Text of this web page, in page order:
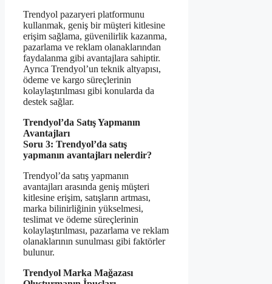
Trendyol pazaryeri platformunu
kullanmak, geniş bir müşteri kitlesine
erişim sağlama, güvenilirlik kazanma,
pazarlama ve reklam olanaklarından
faydalanma gibi avantajlara sahiptir.
Ayrıca Trendyol’un teknik altyapısı,
ödeme ve kargo süreçlerinin
kolaylaştırılması gibi konularda da
destek sağlar.
Trendyol’da Satış Yapmanın
Avantajları
Soru 3: Trendyol’da satış
yapmanın avantajları nelerdir?
Trendyol’da satış yapmanın
avantajları arasında geniş müşteri
kitlesine erişim, satışların artması,
marka bilinirliğinin yükselmesi,
teslimat ve ödeme süreçlerinin
kolaylaştırılması, pazarlama ve reklam
olanaklarının sunulması gibi faktörler
bulunur.
Trendyol Marka Mağazası